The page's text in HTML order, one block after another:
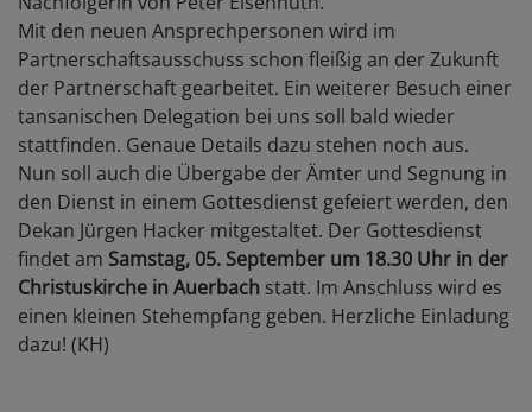
Mit den neuen Ansprechpersonen wird im
Partnerschaftsausschuss schon fleißig an der Zukunft
der Partnerschaft gearbeitet. Ein weiterer Besuch einer
tansanischen Delegation bei uns soll bald wieder
stattfinden. Genaue Details dazu stehen noch aus.
Nun soll auch die Übergabe der Ämter und Segnung in
den Dienst in einem Gottesdienst gefeiert werden, den
Dekan Jürgen Hacker mitgestaltet. Der Gottesdienst
findet am Samstag, 05. September um 18.30 Uhr in der
Christuskirche in Auerbach statt. Im Anschluss wird es
einen kleinen Stehempfang geben. Herzliche Einladung
dazu! (KH)